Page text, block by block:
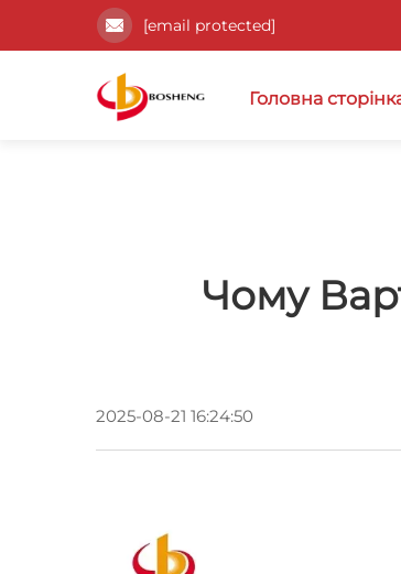
[email protected]
Головна
Чому
2025-08-21 16:24:50